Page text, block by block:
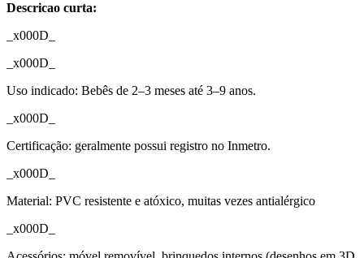
Descricao curta:
_x000D_
_x000D_
Uso indicado: Bebês de 2–3 meses até 3–9 anos.
_x000D_
Certificação: geralmente possui registro no Inmetro.
_x000D_
Material: PVC resistente e atóxico, muitas vezes antialérgico
_x000D_